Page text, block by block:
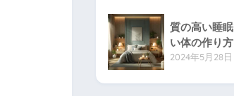
質の高い睡
い体の作り方
2024年5月28日